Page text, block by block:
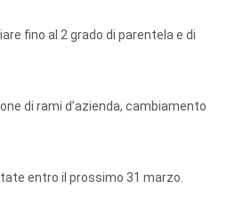
fino al 2 grado di parentela e di
di rami d’azienda, cambiamento
entro il prossimo 31 marzo.